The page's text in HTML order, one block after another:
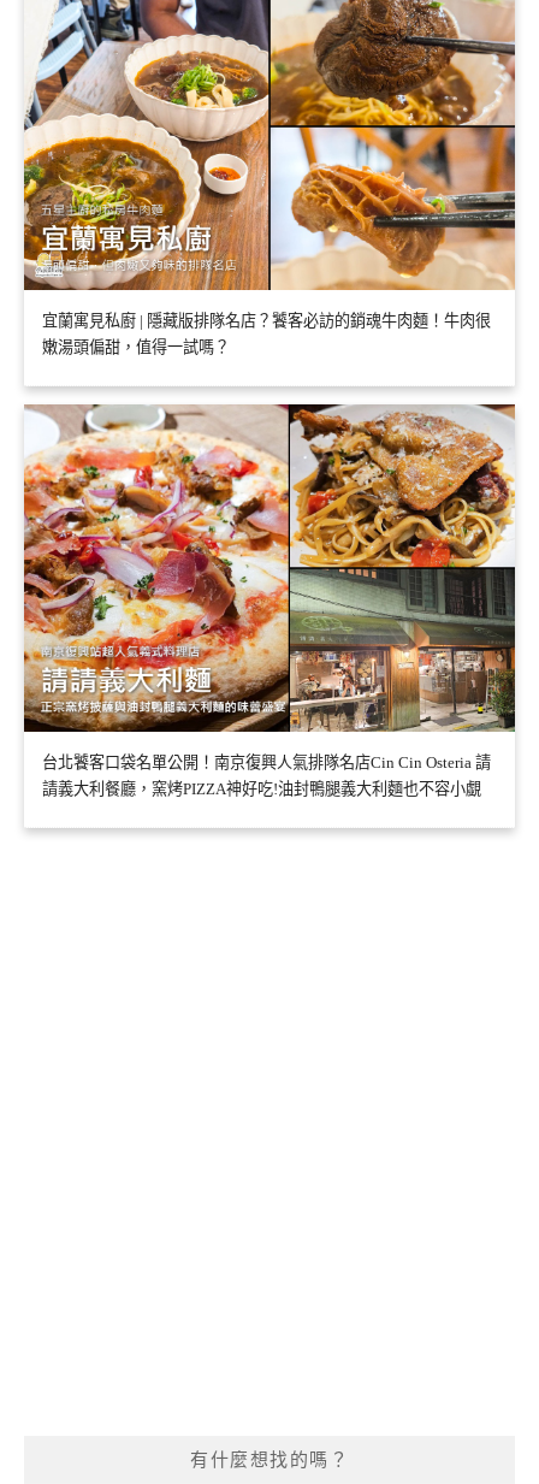
宜蘭寓見私廚 | 隱藏版排隊名店？饕客必訪的銷魂牛肉麵！牛肉很
嫩湯頭偏甜，值得一試嗎？
台北饕客口袋名單公開！南京復興人氣排隊名店Cin Cin Osteria 請
請義大利餐廳，窯烤PIZZA神好吃!油封鴨腿義大利麵也不容小覷
有什麼想找的嗎？